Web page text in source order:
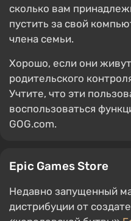
сколько вам
пустить за свой
члена семьи.
Хорошо, если они
родительского
Учтите, что эти
воспользоваться
GOG.com.
Epic Games Store
Недавно запущенный
дистрибуции от